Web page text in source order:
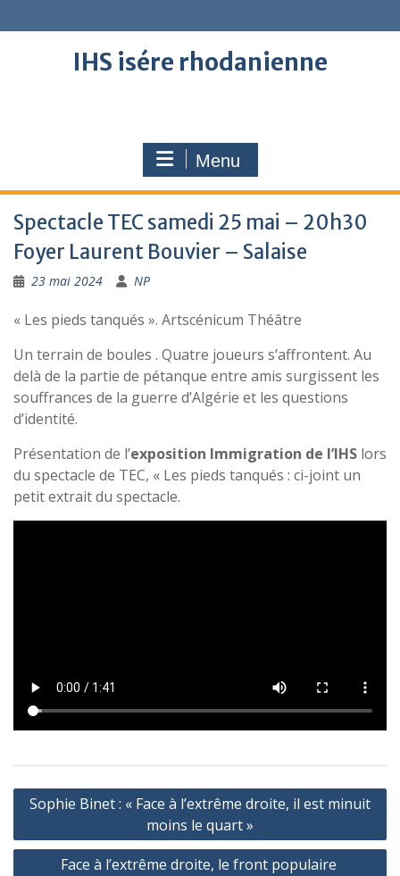
to
IHS isére rhodanienne
Menu
Spectacle TEC samedi 25 mai – 20h30
Foyer Laurent Bouvier – Salaise
23 mai 2024 NP
« Les pieds tanqués ». Artscénicum Théâtre
Un terrain de boules . Quatre joueurs s’affrontent. Au
delà de la partie de pétanque entre amis surgissent les
souffrances de la guerre d’Algérie et les questions
d’identité.
Présentation de l’exposition Immigration de l’IHS lors
du spectacle de TEC, « Les pieds tanqués : ci-joint un
petit extrait du spectacle.
Navigation
l’article
Sophie Binet : « Face à l’extrême droite, il est minuit
moins le quart »
Face à l’extrême droite, le front populaire